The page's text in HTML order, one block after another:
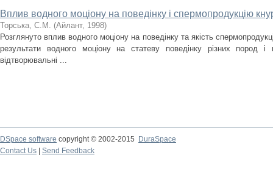
Вплив водного моціону на поведінку і спермопродукцію
Торська, С.М. (Айлант, 1998)
Розглянуто вплив водного моціону на поведінку та якість
результати водного моціону на статеву поведінку різних пород і
відтворювальні ...
DSpace software copyright © 2002-2015
DuraSpace
Contact Us
Send Feedback